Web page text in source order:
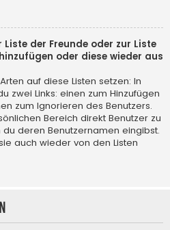
der Freunde oder zur Liste
oder diese wieder aus
auf diese Listen setzen: In
zwei Links: einen zum Hinzufügen
zum Ignorieren des Benutzers.
Bereich direkt Benutzer zu
deren Benutzernamen eingibst.
auch wieder von den Listen